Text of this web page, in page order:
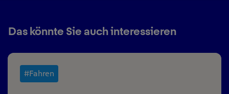
Das könnte Sie auch interessieren
#Fahren